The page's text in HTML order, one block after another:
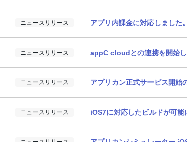
アプリ内課金に対応しました。
ニュースリリース
appC cloudとの連携を開始し
ニュースリリース
アプリカン正式サービス開始
ニュースリリース
iOS7に対応したビルドが可能
ニュースリリース